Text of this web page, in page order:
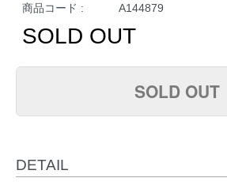
商品コード : A144879
SOLD OUT
SOLD OUT
DETAIL